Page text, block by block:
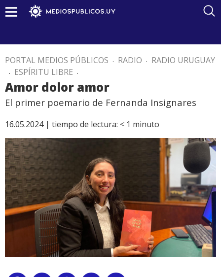
PORTAL MEDIOS PÚBLICOS . RADIO . RADIO URUGUAY
. ESPÍRITU LIBRE .
Amor dolor amor
El primer poemario de Fernanda Insignares
16.05.2024 | tiempo de lectura: < 1 minuto